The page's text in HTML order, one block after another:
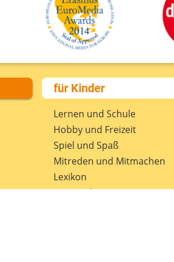
für Kinder
Lernen und Schule
Hobby und Freizeit
Spiel und Spaß
Mitreden und Mitmachen
Lexikon
Datenschutz